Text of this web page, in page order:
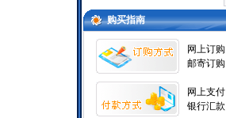
购买指南
网上订购
邮寄订购
网上支付
银行汇款